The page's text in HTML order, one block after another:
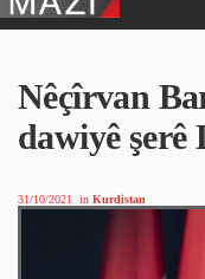
Nêçîrvan
dawiyê
31/10/2021 in Kurdistan